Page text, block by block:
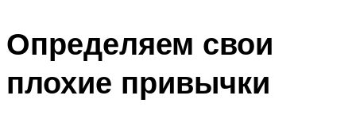
Определяем свои
плохие привычки